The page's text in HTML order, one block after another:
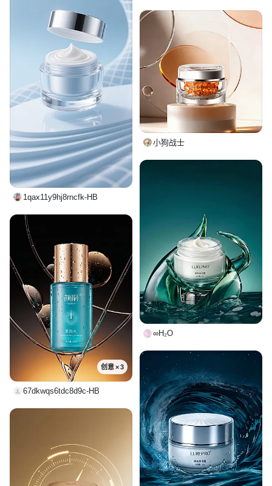
1qax11y9hj8rncfk-HB
小狗战士
∞H₂O
创意 × 3
67dkwqs6tdc8d9c-HB